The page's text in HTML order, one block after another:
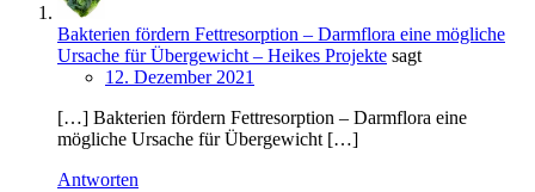
Bakterien fördern Fettresorption – Darmflora eine mögliche
Ursache für Übergewicht – Heikes Projekte sagt
12. Dezember 2021
[…] Bakterien fördern Fettresorption – Darmflora eine
mögliche Ursache für Übergewicht […]
Antworten